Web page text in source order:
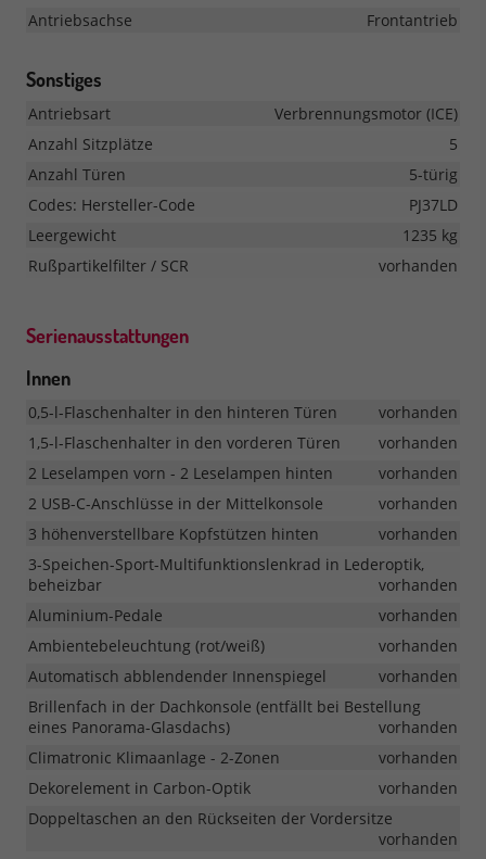
Antriebsachse Frontantrieb
Sonstiges
Antriebsart
Verbrennungsmotor (ICE)
Anzahl Sitzplätze
5
Anzahl Türen
5-türig
Codes: Hersteller-Code
PJ37LD
Leergewicht
1235 kg
Rußpartikelfilter / SCR
vorhanden
Serienausstattungen
Innen
0,5-l-Flaschenhalter in den hinteren Türen
vorhanden
1,5-l-Flaschenhalter in den vorderen Türen
vorhanden
2 Leselampen vorn - 2 Leselampen hinten
vorhanden
2 USB-C-Anschlüsse in der Mittelkonsole
vorhanden
3 höhenverstellbare Kopfstützen hinten
vorhanden
3-Speichen-Sport-Multifunktionslenkrad in Lederoptik,
beheizbar
vorhanden
Aluminium-Pedale
vorhanden
Ambientebeleuchtung (rot/weiß)
vorhanden
Automatisch abblendender Innenspiegel
vorhanden
Brillenfach in der Dachkonsole (entfällt bei Bestellung
eines Panorama-Glasdachs)
vorhanden
Climatronic Klimaanlage - 2-Zonen
vorhanden
Dekorelement in Carbon-Optik
vorhanden
Doppeltaschen an den Rückseiten der Vordersitze
vorhanden